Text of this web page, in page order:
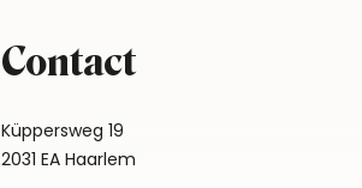
Contact
Küppersweg 19
2031 EA Haarlem